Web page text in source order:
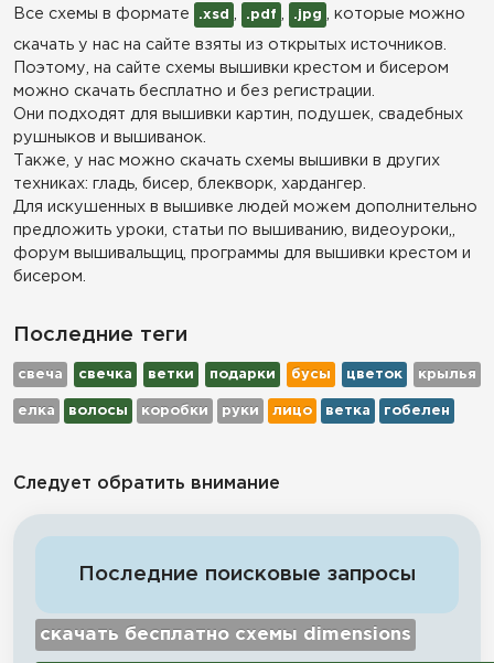
Все схемы в формате
.xsd .pdf .jpg , которые можно
скачать у нас на сайте взяты из открытых источников.
Поэтому, на сайте схемы вышивки крестом и бисером
можно скачать бесплатно и без регистрации.
Они подходят для вышивки картин, подушек, свадебных
рушныков и вышиванок.
Также, у нас можно скачать схемы вышивки в других
техниках: гладь, бисер, блекворк, хардангер.
Для искушенных в вышивке людей можем дополнительно
предложить уроки, статьи по вышиванию, видеоуроки,,
форум вышивальщиц, программы для вышивки крестом и
бисером.
Последние теги
свеча свечка ветки подарки бусы цветок крылья
елка волосы коробки руки лицо ветка гобелен
Следует обратить внимание
Последние поисковые запросы
скачать бесплатно схемы dimensions